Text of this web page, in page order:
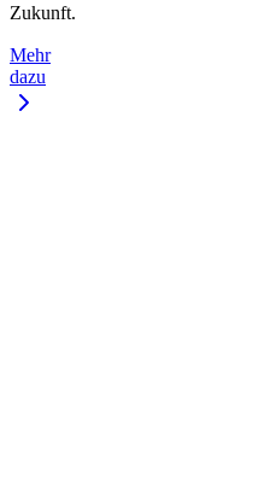
Zukunft.
Mehr
dazu